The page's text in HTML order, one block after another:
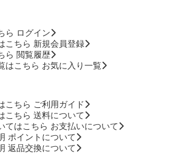
ログイン
新規会員登録
閲覧履歴
お気に入り一覧
ご利用ガイド
送料について
お支払いについて
ポイントについて
返品交換について